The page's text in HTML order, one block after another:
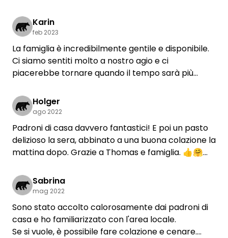
assolutamente cordiale e attento e la colazione è
stata servita anche al mattino. I Franconiani
direbbero "bassd scho" (massima lode in
Franconia).
Karin
feb 2023
La famiglia è incredibilmente gentile e disponibile.
Ci siamo sentiti molto a nostro agio e ci
piacerebbe tornare quando il tempo sarà più
Holger
ago 2022
Padroni di casa davvero fantastici! E poi un pasto
delizioso la sera, abbinato a una buona colazione la
mattina dopo. Grazie a Thomas e famiglia. 👍🤗
Sabrina
mag 2022
Sono stato accolto calorosamente dai padroni di
casa e ho familiarizzato con l'area locale.
Se si vuole, è possibile fare colazione e cenare.